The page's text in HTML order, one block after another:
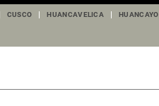
CUSCO HUANCAVELICA HUANCAYO